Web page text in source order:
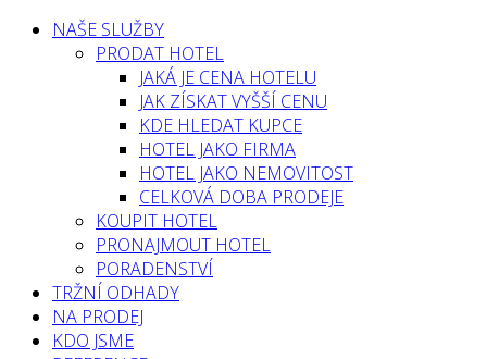
NAŠE SLUŽBY
PRODAT HOTEL
JAKÁ JE CENA HOTELU
JAK ZÍSKAT VYŠŠÍ CENU
KDE HLEDAT KUPCE
HOTEL JAKO FIRMA
HOTEL JAKO NEMOVITOST
CELKOVÁ DOBA PRODEJE
KOUPIT HOTEL
PRONAJMOUT HOTEL
PORADENSTVÍ
TRŽNÍ ODHADY
NA PRODEJ
KDO JSME